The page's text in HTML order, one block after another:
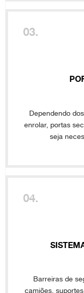
03.
Dependendo
enrolar, portas
seja
04.
Barreiras de